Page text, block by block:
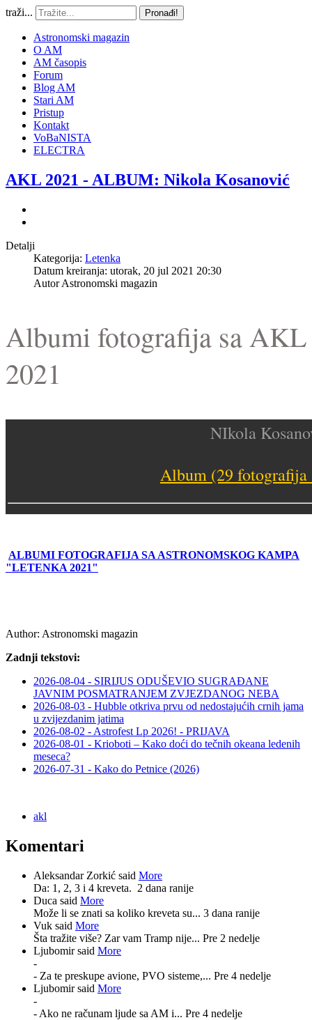
traži... Pronađi!
Astronomski magazin
O AM
AM časopis
Forum
Blog AM
Stari AM
Pristup
Kontakt
VoBaNISTA
ELECTRA
AKL 2021 - ALBUM: Nikola Kosanović
Detalji
Kategorija: Letenka
Datum kreiranja: utorak, 20 jul 2021 20:30
AutorAstronomski magazin
Albumi fotografija sa AKL
2021
NIkola
Album (29 fotografija
ALBUMI FOTOGRAFIJA SA ASTRONOMSKOG KAMPA
"LETENKA 2021"
Author: Astronomski magazin
Zadnji tekstovi:
2026-08-04 - SIRIJUS ODUŠEVIO SUGRAĐANE
JAVNIM POSMATRANJEM ZVJEZDANOG NEBA
2026-08-03 - Hubble otkriva prvu od nedostajućih crnih jama
u zvijezdanim jatima
2026-08-02 - Astrofest Lp 2026! - PRIJAVA
2026-08-01 - Krioboti – Kako doći do tečnih okeana ledenih
meseca?
2026-07-31 - Kako do Petnice (2026)
akl
Komentari
Aleksandar Zorkić said More
Da: 1, 2, 3 i 4 kreveta. 2 dana ranije
Duca said More
Može li se znati sa koliko kreveta su... 3 dana ranije
Vuk said More
Šta tražite više? Zar vam Tramp nije... Pre 2 nedelje
Ljubomir said More
-
- Za te preskupe avione, PVO sisteme,... Pre 4 nedelje
Ljubomir said More
-
- Ako ne računam ljude sa AM i... Pre 4 nedelje